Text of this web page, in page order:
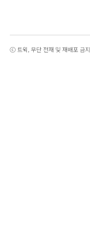
ⓒ 트윅, 무단 전재 및 재배포 금지